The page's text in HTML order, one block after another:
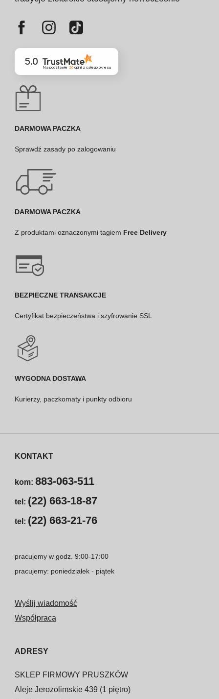
5.0
Na podstawie 20opinii z całego okresu
DARMOWA PACZKA
Sprawdź zasady po zalogowaniu
DARMOWA PACZKA
Z produktami oznaczonymi tagiem Free Delivery
BEZPIECZNE TRANSAKCJE
Certyfikat bezpieczeństwa i szyfrowanie SSL
WYGODNA DOSTAWA
Kurierzy, paczkomaty i punkty odbioru
KONTAKT
kom: 883-063-511
tel: (22) 663-18-87
tel: (22) 663-21-76
pracujemy w godz. 9:00-17:00
pracujemy: poniedziałek - piątek
Wyślij wiadomość
Współpraca
ADRESY
SKLEP FIRMOWY PRUSZKÓW
Aleje Jerozolimskie 439 (1 piętro)